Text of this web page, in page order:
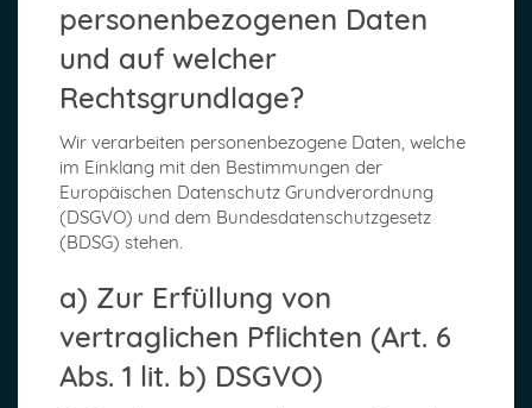
personenbezogenen Daten
und auf welcher
Rechtsgrundlage?
Wir verarbeiten personenbezogene Daten, welche
im Einklang mit den Bestimmungen der
Europäischen Datenschutz Grundverordnung
(DSGVO) und dem Bundesdatenschutzgesetz
(BDSG) stehen.
a) Zur Erfüllung von
vertraglichen Pflichten (Art. 6
Abs. 1 lit. b) DSGVO)